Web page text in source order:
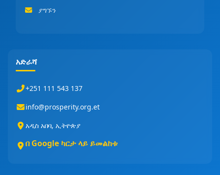
ያግኙን
አድራሻ
+251 111 543 137
info@prosperity.org.et
አዲስ አበባ, ኢትዮጵያ
በ Google ካርታ ላይ ይመልከቱ